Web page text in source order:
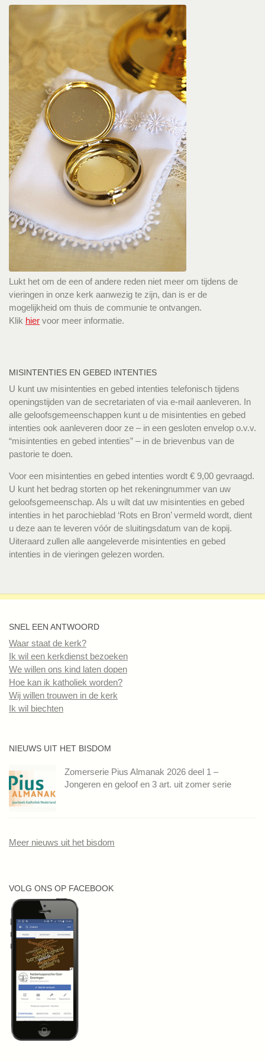
Lukt het om de een of andere reden niet meer om tijdens de
vieringen in onze kerk aanwezig te zijn, dan is er de
mogelijkheid om thuis de communie te ontvangen.
Klik hier voor meer informatie.
MISINTENTIES EN GEBED INTENTIES
U kunt uw misintenties en gebed intenties telefonisch tijdens
openingstijden van de secretariaten of via e-mail aanleveren. In
alle geloofsgemeenschappen kunt u de misintenties en gebed
intenties ook aanleveren door ze – in een gesloten envelop o.v.v.
“misintenties en gebed intenties” – in de brievenbus van de
pastorie te doen.
Voor een misintenties en gebed intenties wordt € 9,00 gevraagd.
U kunt het bedrag storten op het rekeningnummer van uw
geloofsgemeenschap. Als u wilt dat uw misintenties en gebed
intenties in het parochieblad ‘Rots en Bron’ vermeld wordt, dient
u deze aan te leveren vóór de sluitingsdatum van de kopij.
Uiteraard zullen alle aangeleverde misintenties en gebed
intenties in de vieringen gelezen worden.
SNEL EEN ANTWOORD
Waar staat de kerk?
Ik wil een kerkdienst bezoeken
We willen ons kind laten dopen
Hoe kan ik katholiek worden?
Wij willen trouwen in de kerk
Ik wil biechten
NIEUWS UIT HET BISDOM
Zomerserie Pius Almanak 2026 deel 1 –
Jongeren en geloof en 3 art. uit zomer serie
Meer nieuws uit het bisdom
VOLG ONS OP FACEBOOK